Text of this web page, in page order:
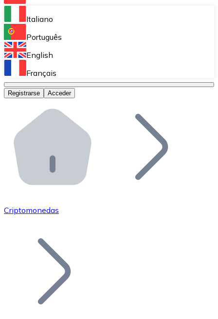
Bitnovo Ramp
Integra nuestra solución en tu plataforma.
Bitnovo Giftcards
Bitnovo OTC
Bitnovo ATM
Integra un ATM Bitnovo en tu negocio y permite que
Bitnovo API
Integra nuestra API en tu ecosistema.
Únete a nuestra red de distribuidores.
Añade tu proyecto a nuestro ecosistema.
Italiano
Português
English
Français
Registrarse Acceder
Criptomonedas